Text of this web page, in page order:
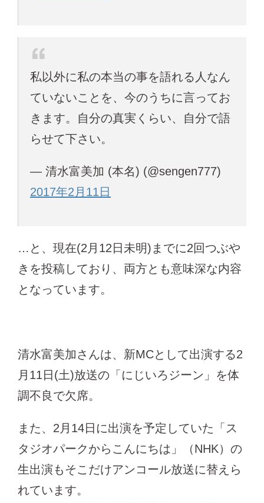
私以外に私の本当の事を語れる人なん
ていないことを、今のうちに言ってお
きます。自分の真実くらい、自分で語
らせて下さい。
— 清水富美加 (本名) (@sengen777)
2017年2月11日
…と、現在(2月12日未明)までに2回つぶや
きを投稿しており、両方とも意味深な内容
となっています。
清水富美加さんは、新MCとして出演する2
月11日(土)放送の「にじいろジーン」を体
調不良で欠席。
また、2月14日に出演を予定していた「ス
タジオパークからこんにちは」（NHK）の
生出演もそこだけアンコール放送に替えら
れています。